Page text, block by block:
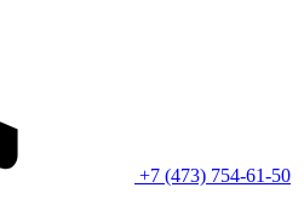
+7 (473) 754-61-50